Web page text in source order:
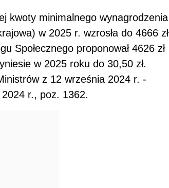
kwoty minimalnego wynagrodzenia
w 2025 r. wzrosła do 4666 zł
Społecznego proponował 4626 zł
w 2025 roku do 30,50 zł.
z 12 września 2024 r. -
r., poz. 1362.